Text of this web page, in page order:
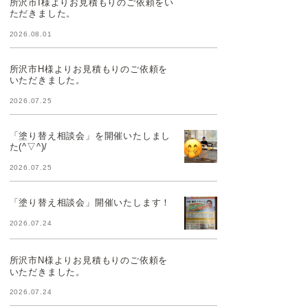
ただきました。
2026.08.01
所沢市H様よりお見積もりのご依頼を
いただきました。
2026.07.25
「塗り替え相談会」を開催いたしまし
た(^▽^)/
2026.07.25
「塗り替え相談会」開催いたします！
2026.07.24
所沢市N様よりお見積もりのご依頼を
いただきました。
2026.07.24